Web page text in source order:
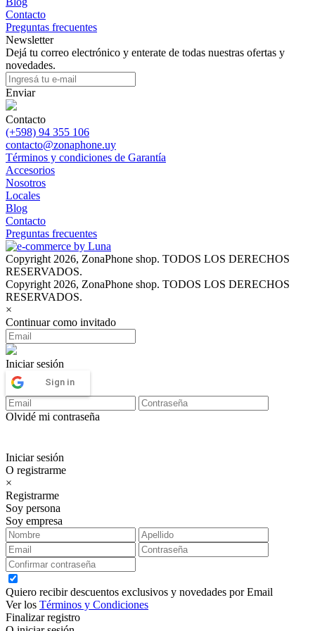
Contacto
Preguntas frecuentes
Newsletter
Dejá tu correo electrónico y enterate de todas nuestras ofertas y
novedades.
Enviar
Contacto
(+598) 94 355 106
contacto@zonaphone.uy
Términos y condiciones de Garantía
Accesorios
Nosotros
Locales
Blog
Contacto
Preguntas frecuentes
Copyright 2026, ZonaPhone shop. TODOS LOS DERECHOS
RESERVADOS.
Copyright 2026, ZonaPhone shop. TODOS LOS DERECHOS
RESERVADOS.
×
Continuar como invitado
Iniciar sesión
Sign in
Olvidé mi contraseña
Iniciar sesión
O registrarme
×
Registrarme
Soy persona
Soy empresa
Quiero recibir descuentos exclusivos y novedades por Email
Ver los Términos y Condiciones
Finalizar registro